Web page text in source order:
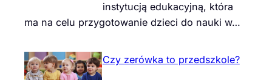
instytucją edukacyjną, która
ma na celu przygotowanie dzieci do nauki w…
Czy zerówka to przedszkole?